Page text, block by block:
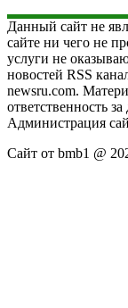
Данный сайт не
сайте ни чего не
услуги не
новостей RSS
newsru.com.
ответственность
Администрация
Сайт от bmb1 @